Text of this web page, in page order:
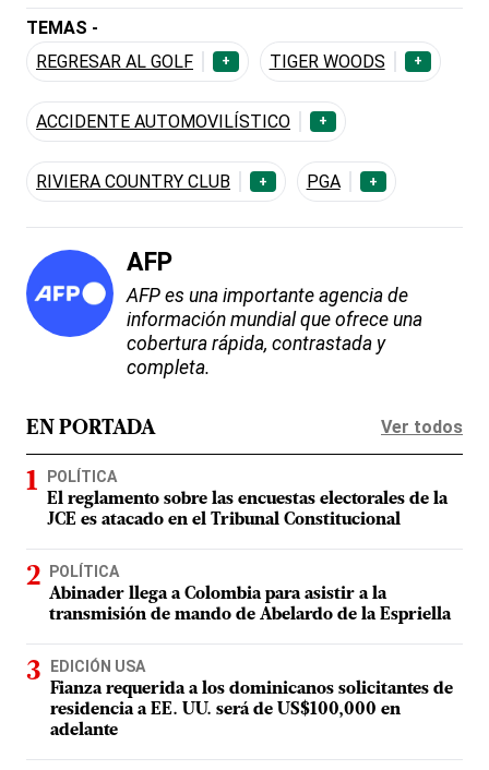
TEMAS -
REGRESAR AL GOLF
+ TIGER WOODS +
ACCIDENTE AUTOMOVILÍSTICO +
RIVIERA COUNTRY CLUB + PGA +
AFP
AFP es una importante agencia de
información mundial que ofrece una
cobertura rápida, contrastada y
completa.
EN PORTADA Ver todos
POLÍTICA
El reglamento sobre las encuestas electorales de la
JCE es atacado en el Tribunal Constitucional
POLÍTICA
Abinader llega a Colombia para asistir a la
transmisión de mando de Abelardo de la Espriella
EDICIÓN USA
Fianza requerida a los dominicanos solicitantes de
residencia a EE. UU. será de US$100,000 en
adelante